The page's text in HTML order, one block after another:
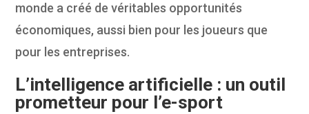
monde a créé de véritables opportunités
économiques, aussi bien pour les joueurs que
pour les entreprises.
L’intelligence artificielle : un outil
prometteur pour l’e-sport